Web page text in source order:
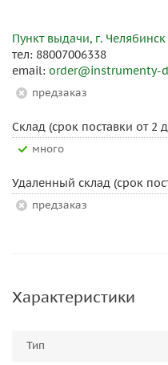
Пункт выдачи, г. Челябинск
тел: 88007006338
email: order@instrumenty-
Предзаказ
Склад (срок поставки от 2
Много
Удаленный склад (срок
Предзаказ
Характеристики
Тип